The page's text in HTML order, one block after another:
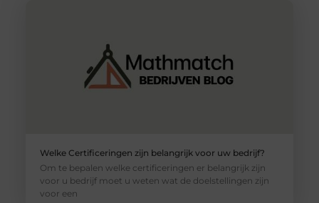
Welke Certificeringen zijn belangrijk voor uw bedrijf?
Om te bepalen welke certificeringen er belangrijk zijn
voor u bedrijf moet u weten wat de doelstellingen zijn
voor een